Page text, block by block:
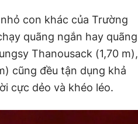
con khác của Trường
quãng ngắn hay quãng
Thanousack (1,70 m),
cũng đều tận dụng khả
cực dẻo và khéo léo.